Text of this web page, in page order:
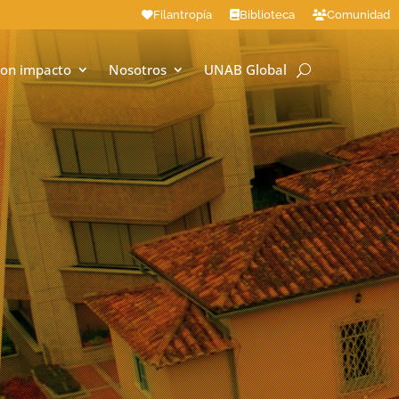
Filantropía Biblioteca Comunidad
impacto Nosotros UNAB Global